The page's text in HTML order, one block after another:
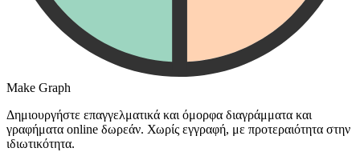
Make Graph
Δημιουργήστε επαγγελματικά και όμορφα διαγράμματα και
γραφήματα online δωρεάν. Χωρίς εγγραφή, με προτεραιότητα στην
ιδιωτικότητα.